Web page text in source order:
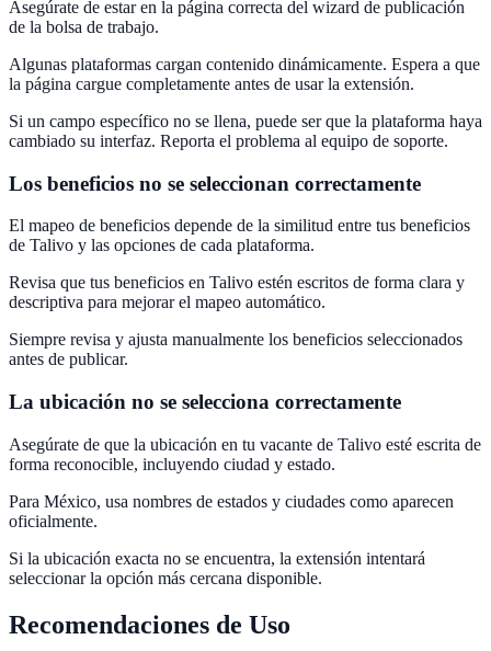
Asegúrate de estar en la página correcta del wizard de publicación
de la bolsa de trabajo.
Algunas plataformas cargan contenido dinámicamente. Espera a que
la página cargue completamente antes de usar la extensión.
Si un campo específico no se llena, puede ser que la plataforma haya
cambiado su interfaz. Reporta el problema al equipo de soporte.
Los beneficios no se seleccionan correctamente
El mapeo de beneficios depende de la similitud entre tus beneficios
de Talivo y las opciones de cada plataforma.
Revisa que tus beneficios en Talivo estén escritos de forma clara y
descriptiva para mejorar el mapeo automático.
Siempre revisa y ajusta manualmente los beneficios seleccionados
antes de publicar.
La ubicación no se selecciona correctamente
Asegúrate de que la ubicación en tu vacante de Talivo esté escrita de
forma reconocible, incluyendo ciudad y estado.
Para México, usa nombres de estados y ciudades como aparecen
oficialmente.
Si la ubicación exacta no se encuentra, la extensión intentará
seleccionar la opción más cercana disponible.
Recomendaciones de Uso